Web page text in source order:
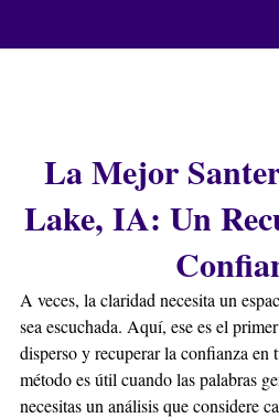
La Mejor
Lake, IA: Un
A veces, la claridad necesita un
sea escuchada. Aquí, ese es el
disperso y recuperar la confianza en
método es útil cuando las palabras
necesitas un análisis que considere